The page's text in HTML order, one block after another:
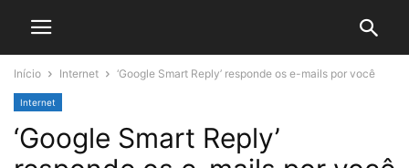
Início Internet ‘Google Smart Reply’ responde os e-mails por você
Internet
‘Google Smart Reply’